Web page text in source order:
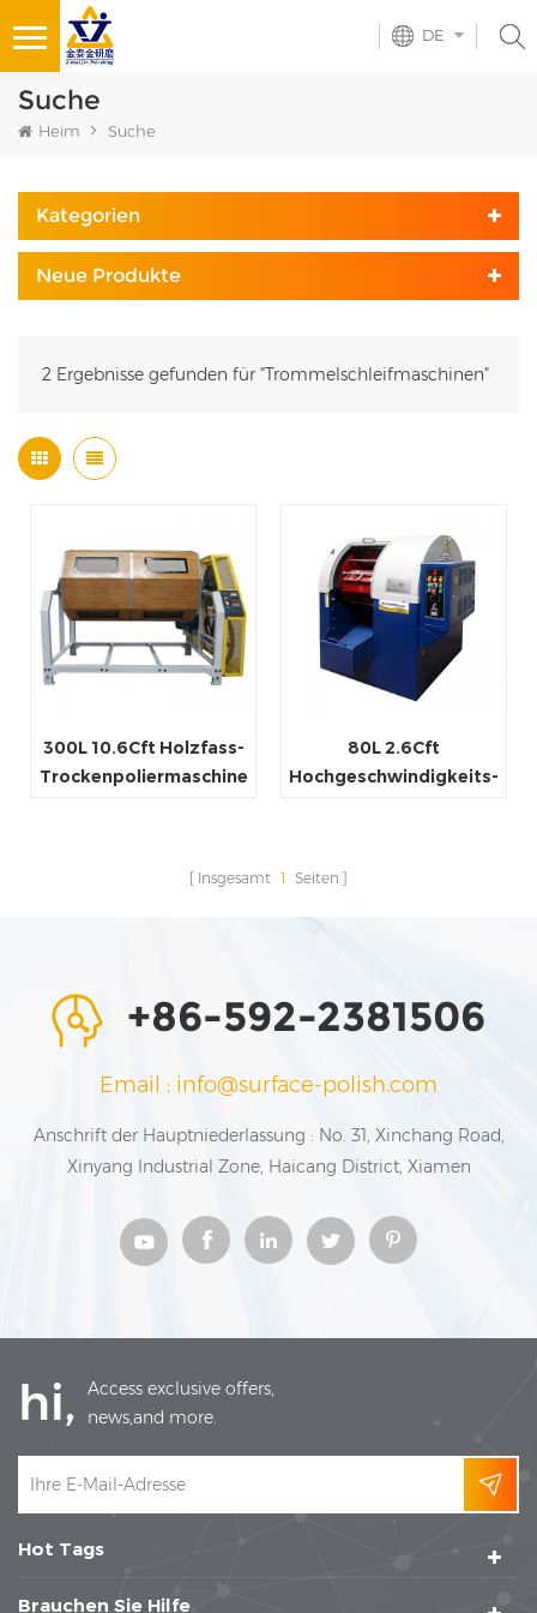
DE
Suche
Heim Suche
Kategorien
Neue Produkte
2 Ergebnisse gefunden für "Trommelschleifmaschinen"
300L 10.6Cft Holzfass-
Trockenpoliermaschine
80L 2.6Cft
Hochgeschwindigkeits-
Insgesamt 1 Seiten
+86-592-2381506
Email : info@surface-polish.com
Anschrift der Hauptniederlassung : No. 31, Xinchang Road,
Xinyang Industrial Zone, Haicang District, Xiamen
hi,
Access exclusive offers,
news,and more.
Hot Tags
Brauchen Sie Hilfe